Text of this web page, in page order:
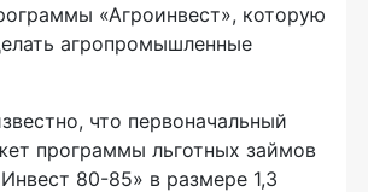
«Агроинвест», которую
агропромышленные
что первоначальный
программы льготных займов
80-85» в размере 1,3